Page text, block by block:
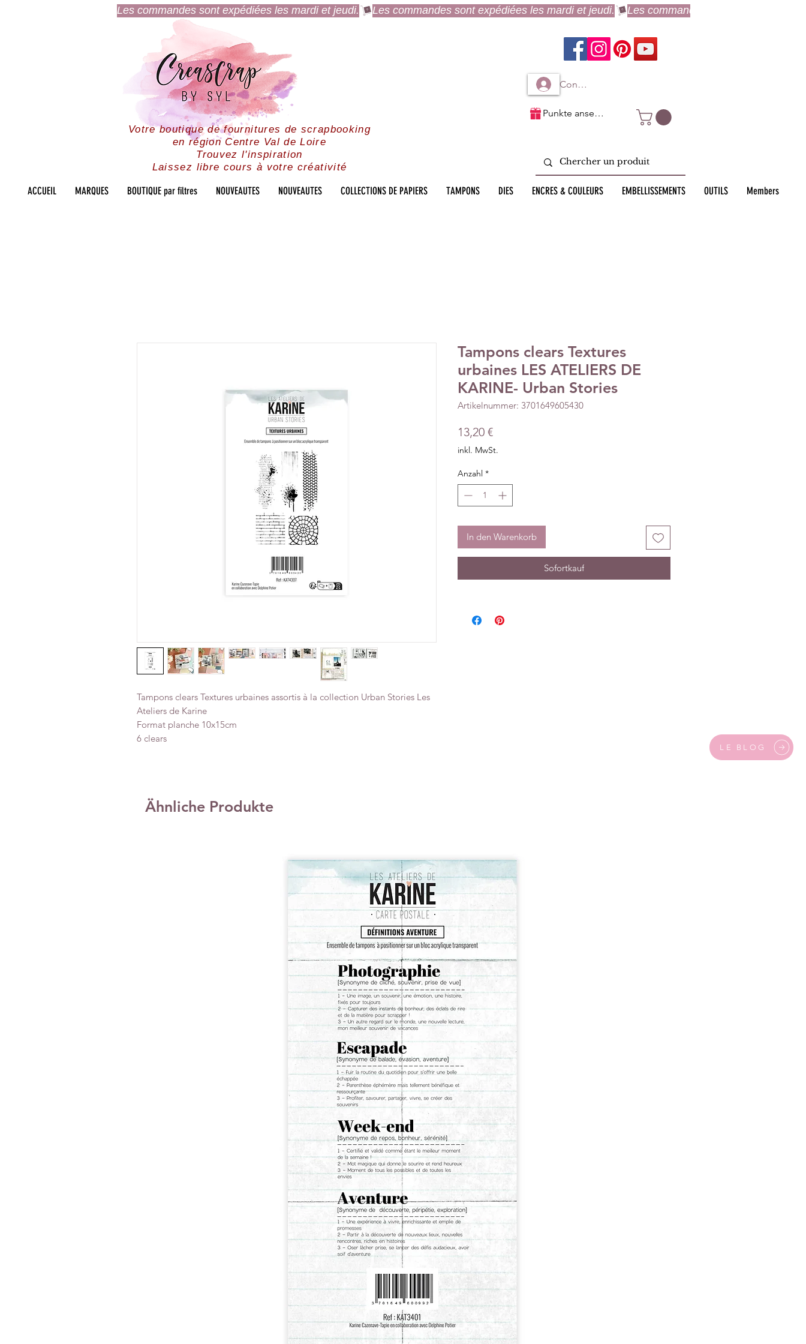
Les commandes sont expédiées les mardi et jeudi.
Votre boutique de fournitures de scrapbooking
en région Centre Val de Loire
Trouvez l'inspiration
Laissez libre cours à votre créativité
Connexion à mon compte
Punkte ansehen
ACCUEIL MARQUES BOUTIQUE par filtres NOUVEAUTES NOUVEAUTES COLLECTIONS DE PAPIERS TAMPONS DIES ENCRES & COULEURS EMBELLISSEMENTS OUTILS Members
LE BLOG
Tampons clears Textures urbaines assortis à la collection Urban Stories Les
Ateliers de Karine
Format planche 10x15cm
6 clears
Tampons clears Textures
urbaines LES ATELIERS DE
KARINE- Urban Stories
Artikelnummer: 3701649605430
13,20 €Preis
inkl. MwSt.
Anzahl *
In den Warenkorb
Sofortkauf
Ähnliche Produkte